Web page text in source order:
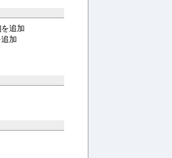
追加
加